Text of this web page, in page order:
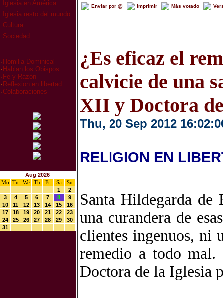
Iglesia en América
Iglesia resto del mundo
Cultura
Sociedad
· Homilia Dominical
· Hablan los Obispos
· Fe y Razón
· Reflexion en libertad
·Colaboraciones
Aug 2026
Mo
Tu We Th Fr Sa
Su
1
2
3
4 5 6 7 8
9
10
11 12 13 14 15
16
17
18 19 20 21 22
23
24
25 26 27 28 29
30
31
Enviar por @ Imprimir Más votado
¿Es eficaz el
calvicie de una
XII y Doctora
Thu, 20 Sep 2012
RELIGION EN
Santa Hildegarda de
una curandera de
clientes ingenuos, ni
remedio a todo
Doctora de la Iglesia